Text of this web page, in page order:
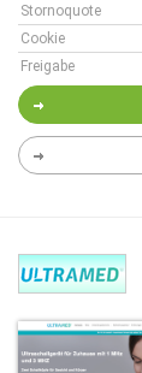
Stornoquote
Cookie
Freigabe